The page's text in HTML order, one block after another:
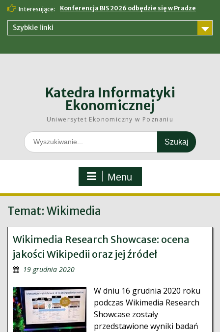
Skip
content
Interesujące: Konferencja BIS 2026 odbędzie się w Pradze
Szybkie linki
Katedra Informatyki
Ekonomicznej
Uniwersytet Ekonomiczny w Poznaniu
Search
for:
Menu
Temat: Wikimedia
Wikimedia Research Showcase: ocena
jakości Wikipedii oraz jej źródeł
19 grudnia 2020
W dniu 16 grudnia 2020 roku
podczas Wikimedia Research
Showcase zostały
przedstawione wyniki badań